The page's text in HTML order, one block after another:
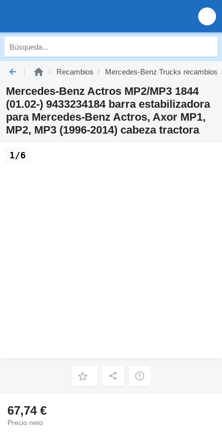
Recambios Mercedes-Benz Trucks recambios
Mercedes-Benz Actros MP2/MP3 1844
(01.02-) 9433234184 barra estabilizadora
para Mercedes-Benz Actros, Axor MP1,
MP2, MP3 (1996-2014) cabeza tractora
1/6
67,74 €
Precio neto